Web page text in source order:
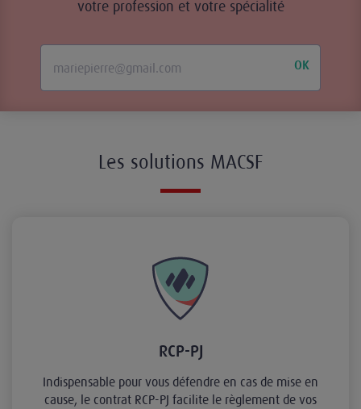
votre profession et votre spécialité
OK
Les solutions MACSF
RCP-PJ
Indispensable pour vous défendre en cas de mise en
cause, le contrat RCP-PJ facilite le règlement de vos